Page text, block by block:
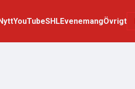
YouTubeSHLEvenemangÖvrigt